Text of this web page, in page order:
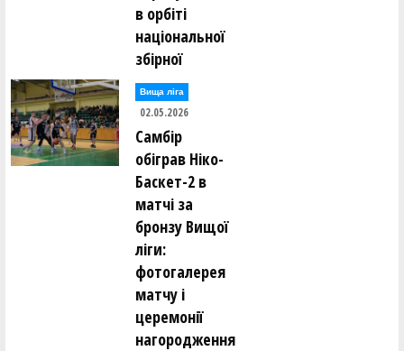
в орбіті
національної
збірної
Вища лiга
02.05.2026
Самбір
обіграв Ніко-
Баскет-2 в
матчі за
бронзу Вищої
ліги:
фотогалерея
матчу і
церемонії
нагородження